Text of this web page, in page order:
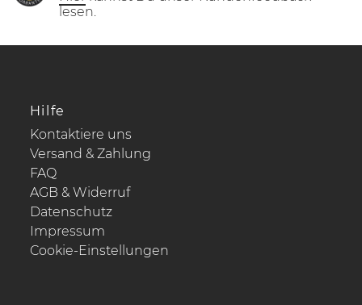
lesen.
Hilfe
Kontaktiere uns
Versand & Zahlung
FAQ
AGB & Widerruf
Datenschutz
Impressum
Cookie-Einstellungen